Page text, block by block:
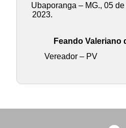
Ubaporanga – MG., 05
2023.
Feando Valeriano
Vereador – PV